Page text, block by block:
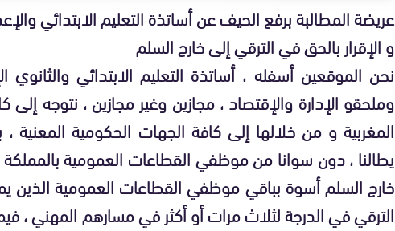
عريضة المطالبة برفع الحيف عن أساتذة التعليم الابتدائي
و الإقرار بالحق في الترقي إلى خارج السلم
نحن الموقعين أسفله ، أساتذة التعليم الابتدائي والثانوي
وملحقو الإدارة والإقتصاد ، مجازين وغير مجازين ، نتوجه إلى
المغربية و من خلالها إلى كافة الجهات الحكومية المعنية ،
يطالنا ، دون سوانا من موظفي القطاعات العمومية
خارج السلم أسوة بباقي موظفي القطاعات العمومية الذين
الترقي في الدرجة لثلاث مرات أو أكثر في مسارهم المهني ،